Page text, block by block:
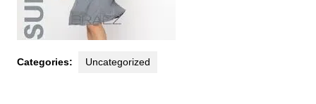
Categories: Uncategorized